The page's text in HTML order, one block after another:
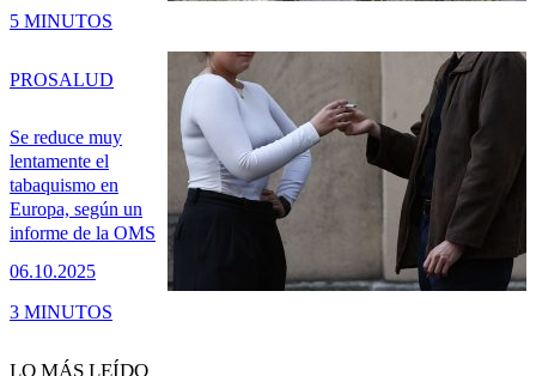
5 MINUTOS
Se reduce muy
lentamente el
tabaquismo en
Europa, según un
informe de la OMS
06.10.2025
PROSALUD
3 MINUTOS
LO MÁS LEÍDO